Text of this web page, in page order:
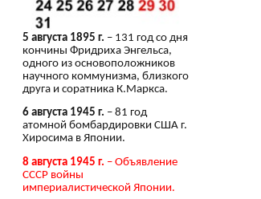
5 августа 1895 г. – 131 год со дня
кончины Фридриха Энгельса,
одного из основоположников
научного коммунизма, близкого
друга и соратника К.Маркса.
6 августа 1945 г. – 81 год
атомной бомбардировки США г.
Хиросима в Японии.
8 августа 1945 г. – Объявление
СССР войны
империалистической Японии.